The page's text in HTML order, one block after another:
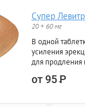
Супер
20 + 60 мг
В одной
усиления
для продления
от 95Р